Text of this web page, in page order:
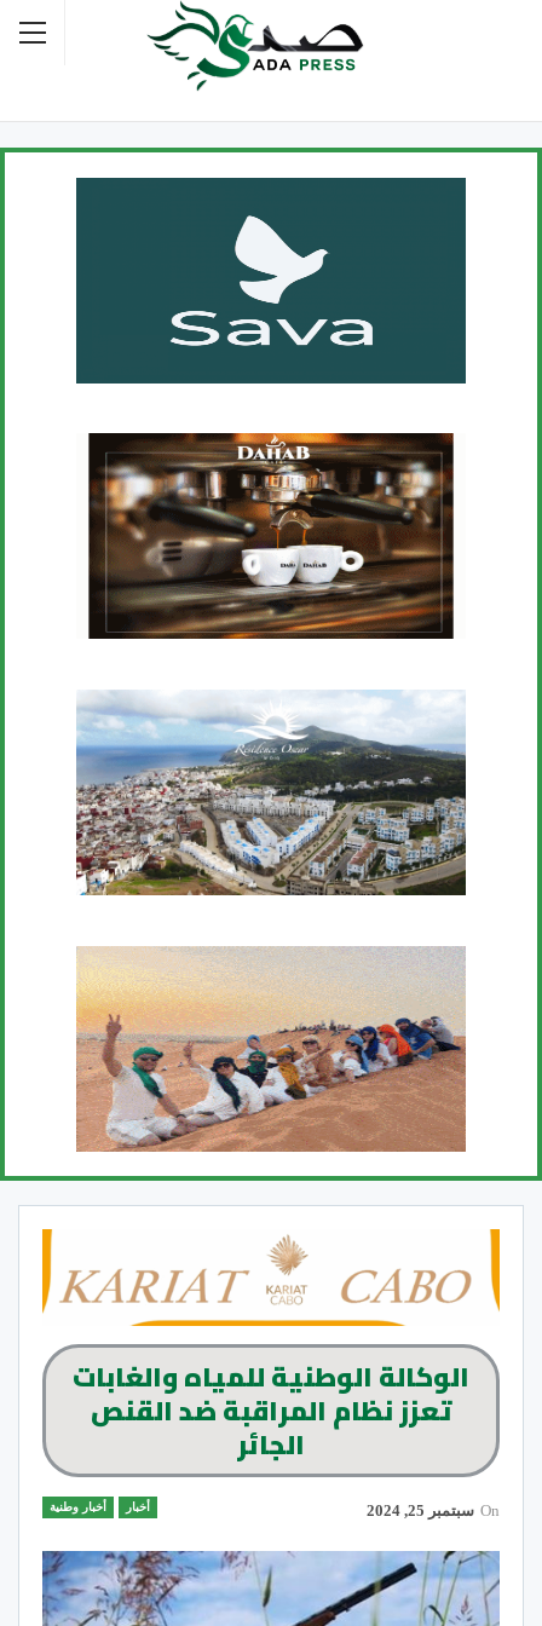
الوكالة الوطنية للمياه والغابات
تعزز نظام المراقبة ضد القنص
الجائر
أخبار أخبار وطنية On سبتمبر 25, 2024